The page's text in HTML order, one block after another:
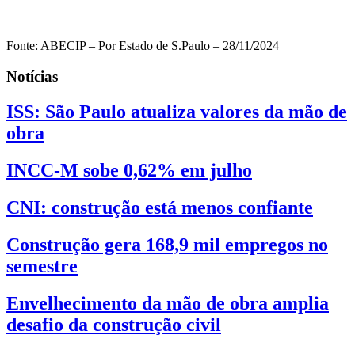
Fonte: ABECIP – Por Estado de S.Paulo – 28/11/2024
Notícias
ISS: São Paulo atualiza valores da mão de
obra
INCC-M sobe 0,62% em julho
CNI: construção está menos confiante
Construção gera 168,9 mil empregos no
semestre
Envelhecimento da mão de obra amplia
desafio da construção civil